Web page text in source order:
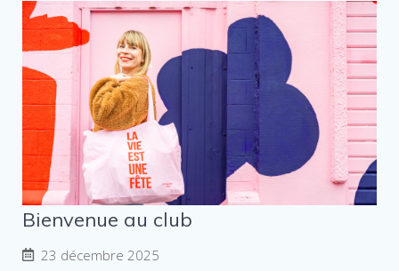
Bienvenue au club
23 décembre 2025